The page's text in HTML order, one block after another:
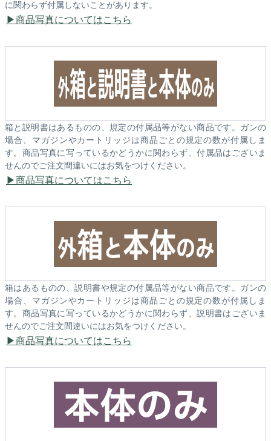
に関わらず付属しないことがあります。
商品写真についてはこちら
箱と説明書はあるものの、規定の付属品等がない商品です。ガンの
場合、マガジンやカートリッジは商品ごとの規定の数が付属しま
す。商品写真に写っているかどうかに関わらず、付属品はございま
せんのでご注文間違いにはお気をつけください。
商品写真についてはこちら
箱はあるものの、説明書や規定の付属品等がない商品です。ガンの
場合、マガジンやカートリッジは商品ごとの規定の数が付属しま
す。商品写真に写っているかどうかに関わらず、説明書はございま
せんのでご注文間違いにはお気をつけください。
商品写真についてはこちら